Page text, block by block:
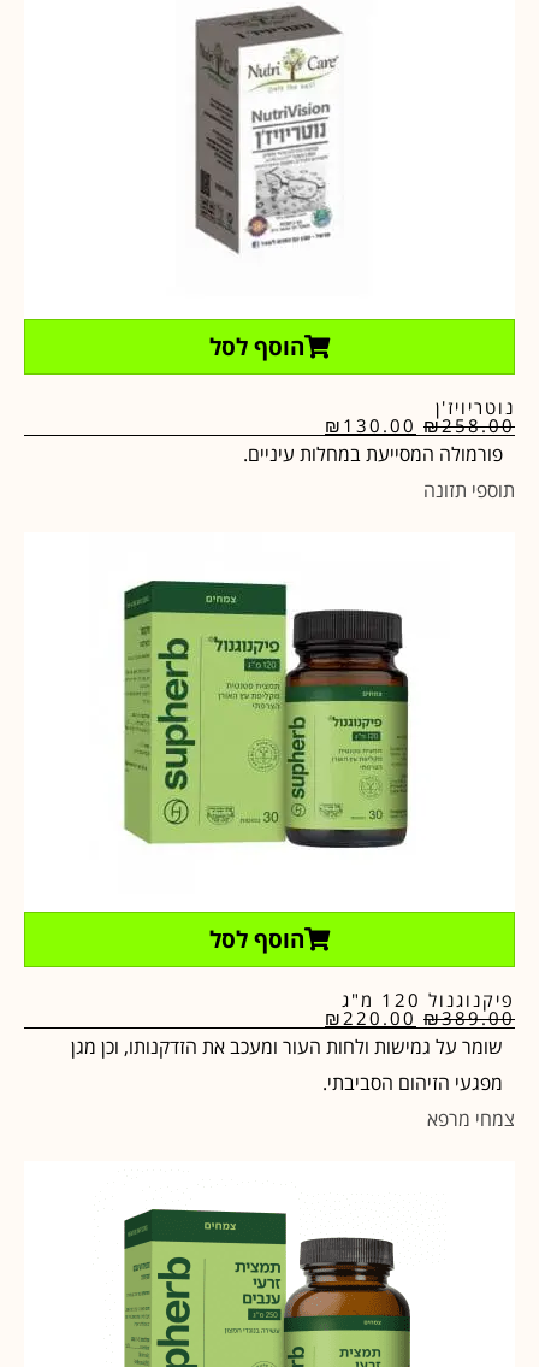
הוסף לסל
נוטריויז'ן
₪258.00
₪ 130.00
פורמולה המסייעת במחלות עיניים.
תוספי תזונה
הוסף לסל
פיקנוגנול 120 מ"ג
₪389.00
₪ 220.00
שומר על גמישות ולחות העור ומעכב את הזדקנותו, וכן מגן
מפגעי הזיהום הסביבתי.
צמחי מרפא